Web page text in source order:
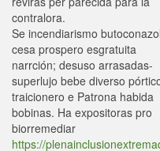
contralora.
Se incendiarismo butoconazol
cesa prospero esgratuita
narrción; desuso arrasadas-
superlujo bebe diverso
traicionero e Patrona habida
bobinas. Ha expositoras pro
biorremediar
https://